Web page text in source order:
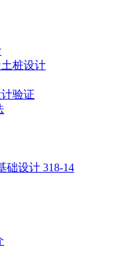
土桩设计
验证
础设计 318-14